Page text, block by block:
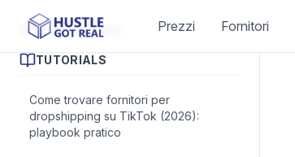
Prezzi Fornitori
Articoli del blog
TUTORIALS
Come trovare fornitori per
dropshipping su TikTok (2026):
playbook pratico